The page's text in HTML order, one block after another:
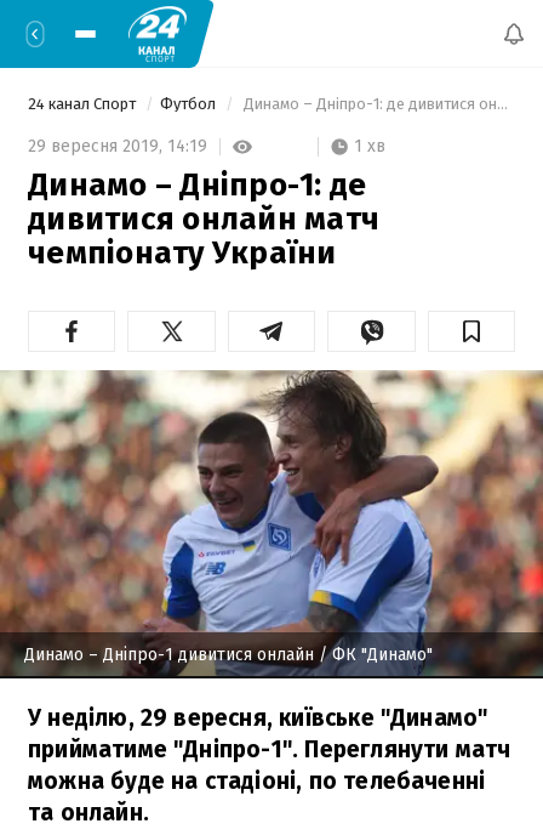
24 канал Спорт Футбол Динамо – Дніпро-1: де дивитися онлайн матч чемпіонату України
29 вересня 2019, 14:19 1 хв
Динамо – Дніпро-1: де
дивитися онлайн матч
чемпіонату України
Динамо – Дніпро-1 дивитися онлайн / ФК "Динамо"
У неділю, 29 вересня, київське "Динамо"
прийматиме "Дніпро-1". Переглянути матч
можна буде на стадіоні, по телебаченні
та онлайн.